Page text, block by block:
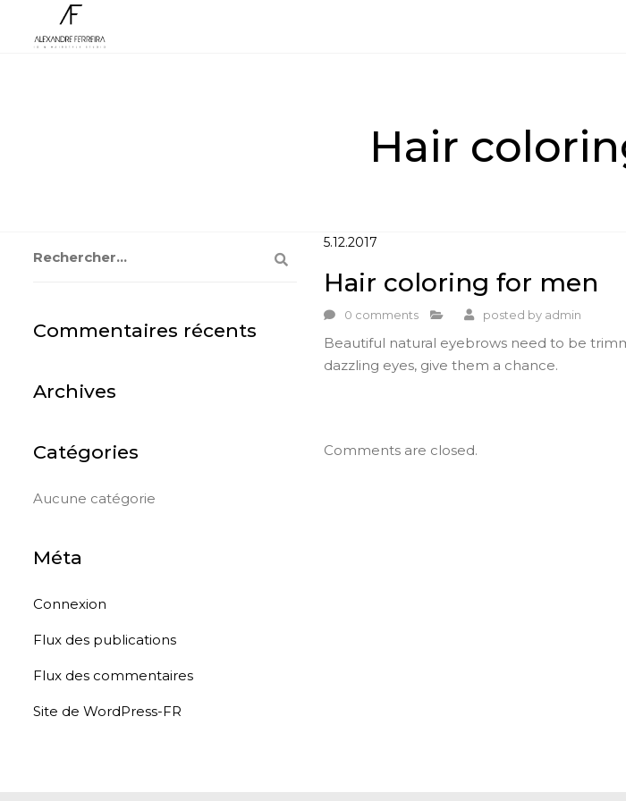
Hair
Commentaires récents
Archives
Catégories
Aucune catégorie
Méta
Connexion
Flux des publications
Flux des commentaires
Site de WordPress-FR
5.12.2017
Hair coloring for men
0 comments posted by admin
Beautiful natural eyebrows need to be
dazzling eyes, give them a chance.
Comments are closed.